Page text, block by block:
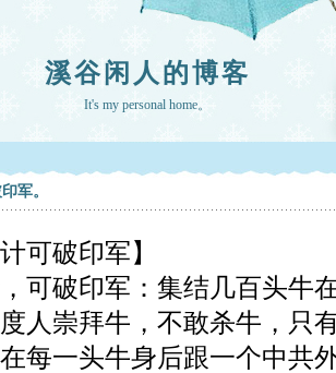
溪谷闲人的博客
It's my personal home。
军。
可破印军】
可破印军：集结几百头牛
人崇拜牛，不敢杀牛，只
一头牛身后跟一个中共